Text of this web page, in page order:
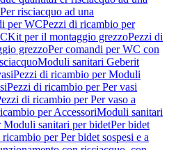
risciacquo ad una
per WCPezzi di ricambio per
Kit per il montaggio grezzoPezzi di
grezzoPer comandi per WC con
Moduli sanitari Geberit
Pezzi di ricambio per Moduli
Pezzi di ricambio per Per vasi
di ricambio per Per vaso a
per AccessoriModuli sanitari
Moduli sanitari per bidetPer bidet
per Per bidet sospesi e a